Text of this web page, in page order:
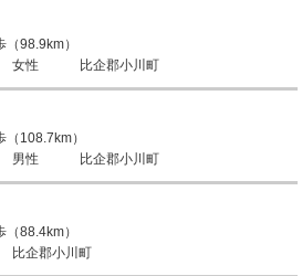
98.9km）
女性 比企郡小川町
（108.7km）
男性 比企郡小川町
88.4km）
比企郡小川町